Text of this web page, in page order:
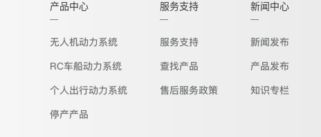
产品中心
无人机动力系统
RC车船动力系统
个人出行动力系统
停产产品
服务支持
服务支持
查找产品
售后服务政策
新闻中心
新闻发布
产品发布
知识专栏